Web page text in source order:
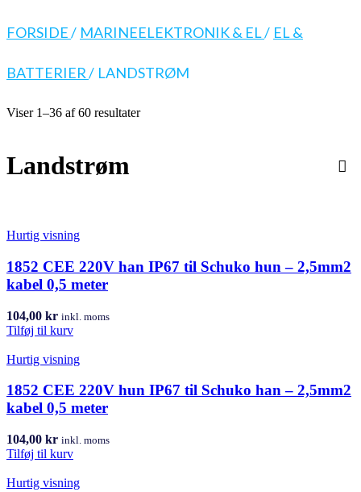
FORSIDE/ MARINEELEKTRONIK & EL/ EL &
BATTERIER/ LANDSTRØM
Viser 1–36 af 60 resultater
Landstrøm
Hurtig visning
1852 CEE 220V han IP67 til Schuko hun – 2,5mm2
kabel 0,5 meter
104,00 kr inkl. moms
Tilføj til kurv
Hurtig visning
1852 CEE 220V hun IP67 til Schuko han – 2,5mm2
kabel 0,5 meter
104,00 kr inkl. moms
Tilføj til kurv
Hurtig visning